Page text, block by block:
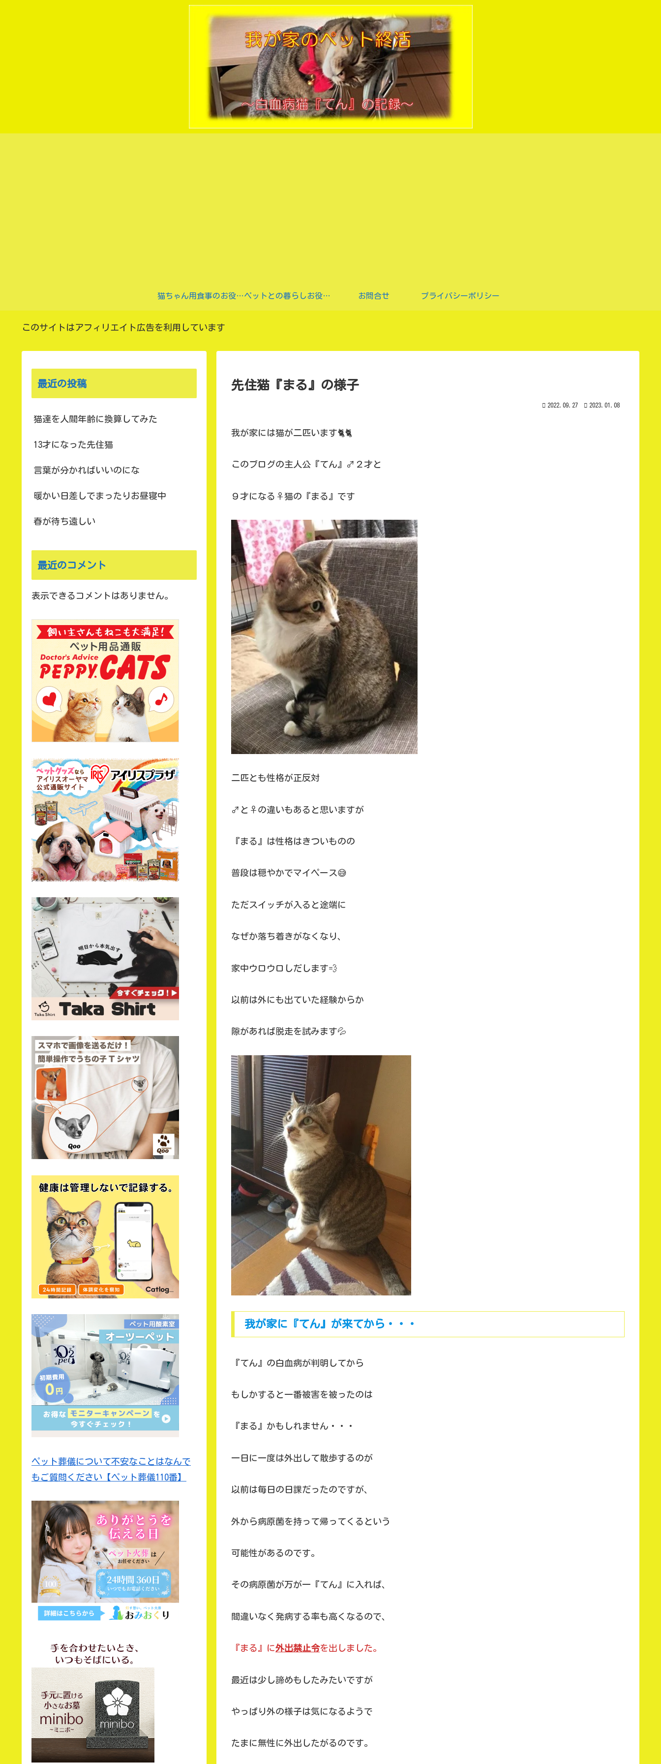
猫ちゃん用食事のお役立ち情報 ペットとの暮らしお役立ち情報 お問合せ プライバシーポリシー
このサイトはアフィリエイト広告を利用しています
先住猫『まる』の様子
2022.09.27 2023.01.08
我が家には猫が二匹います🐈🐈
このブログの主人公『てん』♂２才と
９才になる♀猫の『まる』です
二匹とも性格が正反対
♂と♀の違いもあると思いますが
『まる』は性格はきついものの
普段は穏やかでマイペース😅
ただスイッチが入ると途端に
なぜか落ち着きがなくなり、
家中ウロウロしだします💨
以前は外にも出ていた経験からか
隙があれば脱走を試みます💦
我が家に『てん』が来てから・・・
『てん』の白血病が判明してから
もしかすると一番被害を被ったのは
『まる』かもしれません・・・
一日に一度は外出して散歩するのが
以前は毎日の日課だったのですが、
外から病原菌を持って帰ってくるという
可能性があるのです。
その病原菌が万が一『てん』に入れば、
間違いなく発病する率も高くなるので、
『まる』に外出禁止令を出しました。
最近は少し諦めもしたみたいですが
やっぱり外の様子は気になるようで
たまに無性に外出したがるのです。
最近の投稿
猫達を人間年齢に換算してみた
13才になった先住猫
言葉が分かればいいのにな
暖かい日差しでまったりお昼寝中
春が待ち遠しい
最近のコメント
表示できるコメントはありません。
ペット葬儀について不安なことはなんで
もご質問ください【ペット葬儀110番】